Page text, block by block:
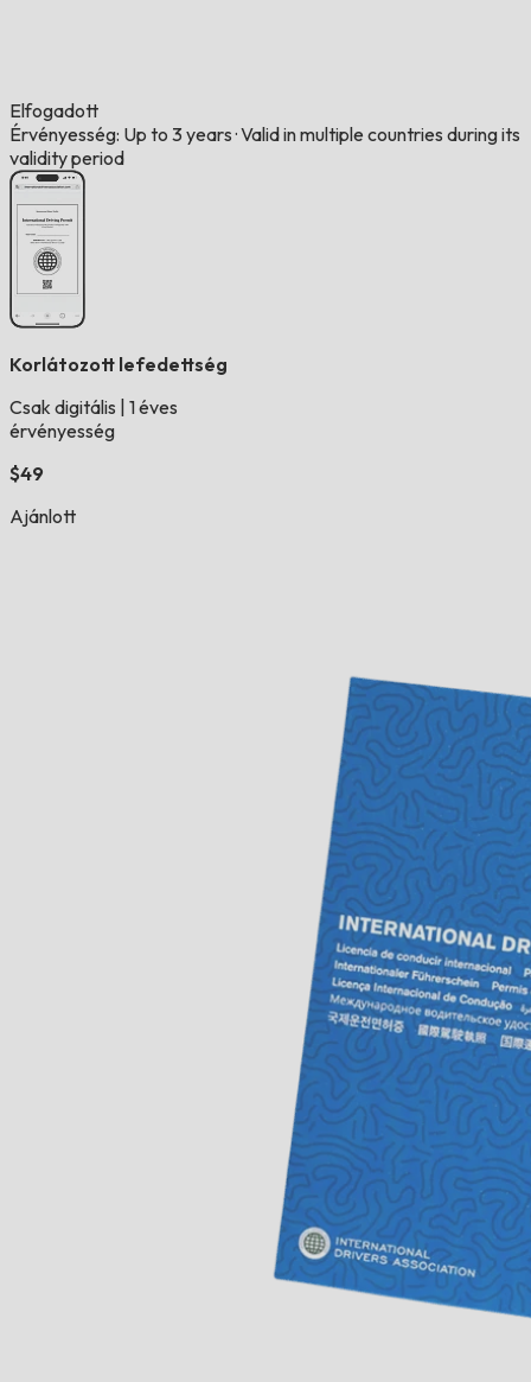
Elfogadott
Érvényesség: Up to 3 years ·Valid in multiple countries during its
validity period
Korlátozott lefedettség
Csak digitális 1 éves
érvényesség
$49
Ajánlott